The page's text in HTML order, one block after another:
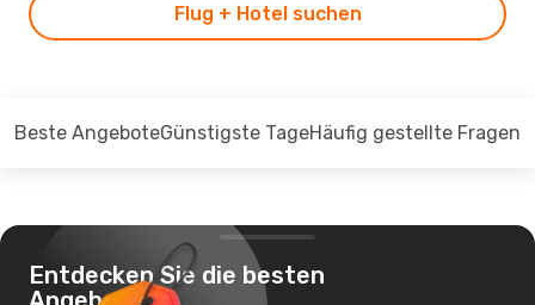
Flug + Hotel suchen
Beste AngeboteGünstigste TageHäufig gestellte Fragen
Entdecken Sie die besten